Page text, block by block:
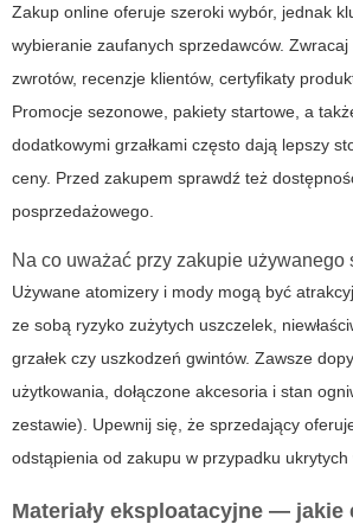
Zakup online oferuje szeroki wybór, jednak
wybieranie zaufanych sprzedawców.
zwrotów, recenzje klientów, certyfikaty
Promocje sezonowe, pakiety startowe, a
dodatkowymi grzałkami często dają lepszy
ceny. Przed zakupem sprawdź też
posprzedażowego.
Na co uważać przy zakupie używanego
Używane atomizery i mody mogą być
ze sobą ryzyko zużytych uszczelek,
grzałek czy uszkodzeń gwintów. Zawsze
użytkowania, dołączone akcesoria i stan
zestawie). Upewnij się, że sprzedający
odstąpienia od zakupu w przypadku ukrytych
Materiały eksploatacyjne — jakie